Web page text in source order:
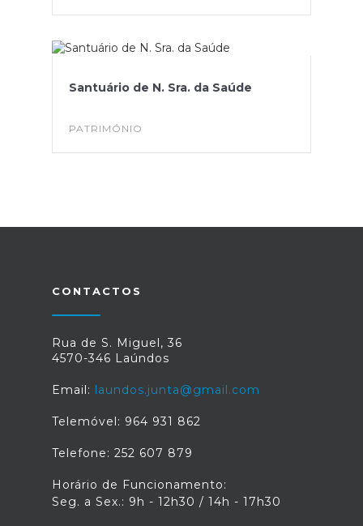
Santuário de N. Sra. da Saúde
PATRIMÓNIO
CONTACTOS
Rua de S. Miguel, 36
4570-346 Laúndos
Email: laundos.junta@gmail.com
Telemóvel: 964 931 862
Telefone: 252 607 879
Horário de Funcionamento:
Seg. a Sex.: 9h - 12h30 / 14h - 17h30